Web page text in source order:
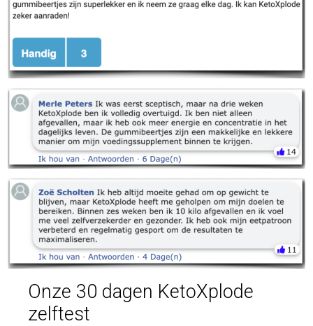
Onze 30 dagen KetoXplode
zelftest